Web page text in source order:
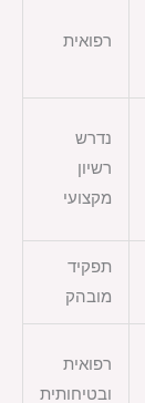
רפואית
נדרש
רשיון
מקצועי
תפקיד
מובהק
רפואית
ובטיחותית